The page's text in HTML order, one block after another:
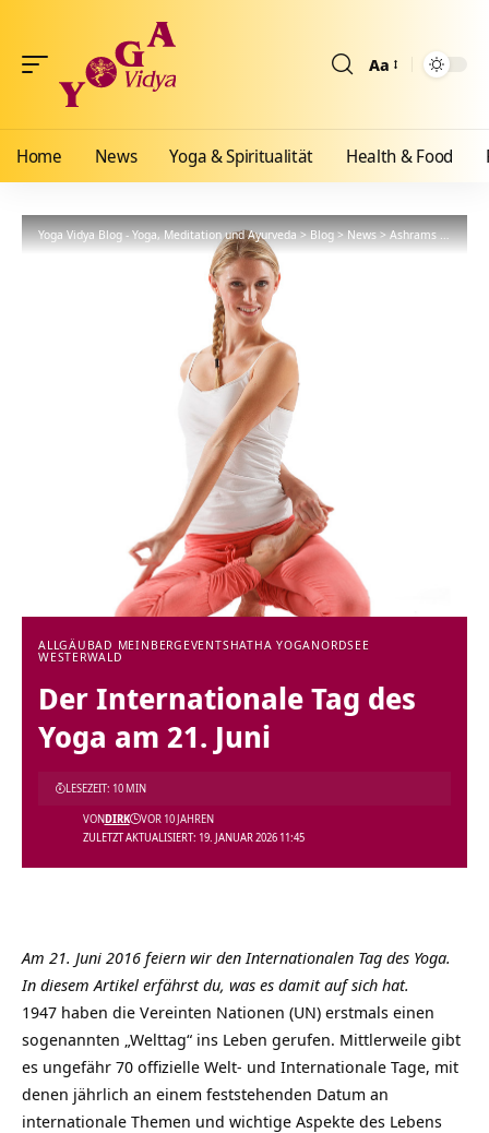
Aa
Home News Yoga & Spiritualität Health & Food
Yoga Vidya Blog - Yoga, Meditation und Ayurveda>Blog>News>Ashrams> Allgäu
ALLGÄU BAD MEINBERG EVENTSHATHA YOGANORDSEE
WESTERWALD
Der Internationale Tag des
Yoga am 21. Juni
ZULETZT AKTUALISIERT: 19. JANUAR 2026 11:45
VONDIRK VOR 10 JAHREN
LESEZEIT: 10 MIN
Am 21. Juni 2016 feiern wir den Internationalen Tag des Yoga.
In diesem Artikel erfährst du, was es damit auf sich hat.
1947 haben die Vereinten Nationen (UN) erstmals einen
sogenannten „Welttag“ ins Leben gerufen. Mittlerweile gibt
es ungefähr 70 offizielle Welt- und Internationale Tage, mit
denen jährlich an einem feststehenden Datum an
internationale Themen und wichtige Aspekte des Lebens